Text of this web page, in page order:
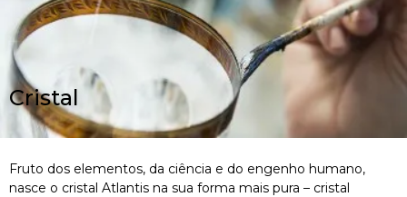
Cristal
Fruto dos elementos, da ciência e do engenho humano,
nasce o cristal Atlantis na sua forma mais pura – cristal